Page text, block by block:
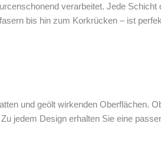
verarbeitet. Jede Schicht
bis hin zum Korkrücken – ist
und geölt wirkenden Oberflächen.
jedem Design erhalten Sie eine